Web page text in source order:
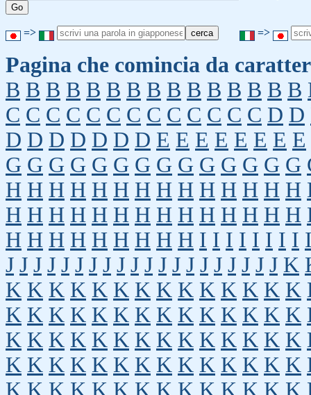
=> =>
Pagina che comincia da
B B B B B B B B B B B B B B B
C C C C C C C C C C C C C D D
D D D D D D D E E E E E E E E
G G G G G G G G G G G G G G
H H H H H H H H H H H H H H
H H H H H H H H H H H H H H
H H H H H H H H H I I I I I I I I
J J J J J J J J J J J J J J J J J J J J K
K K K K K K K K K K K K K K
K K K K K K K K K K K K K K
K K K K K K K K K K K K K K
K K K K K K K K K K K K K K
K K K K K K K K K K K K K K